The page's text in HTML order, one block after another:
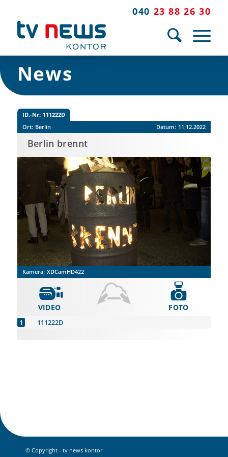
040 23 88 26 30
News
ID.-Nr: 111222D
Ort: Berlin Datum: 11.12.2022
Berlin brennt
Kamera: XDCamHD422
VIDEO
111222D
FOTO
© Copyright - tv news kontor